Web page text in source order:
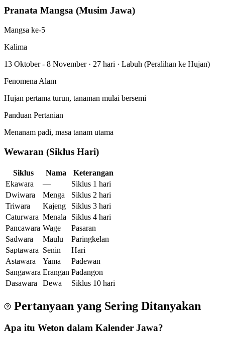
Pranata Mangsa (Musim Jawa)
Mangsa ke-5
Kalima
13 Oktober - 8 November · 27 hari · Labuh (Peralihan ke Hujan)
Fenomena Alam
Hujan pertama turun, tanaman mulai bersemi
Panduan Pertanian
Menanam padi, masa tanam utama
Wewaran (Siklus Hari)
Siklus Nama
Keterangan
Ekawara
—
Siklus 1 hari
Dwiwara
Menga
Siklus 2 hari
Triwara
Kajeng
Siklus 3 hari
Caturwara Menala
Siklus 4 hari
Pancawara Wage
Pasaran
Sadwara
Maulu
Paringkelan
Saptawara Senin
Hari
Astawara
Yama
Padewan
Sangawara Erangan Padangon
Dasawara
Dewa Siklus 10 hari
Pertanyaan yang Sering Ditanyakan
Apa itu Weton dalam Kalender Jawa?